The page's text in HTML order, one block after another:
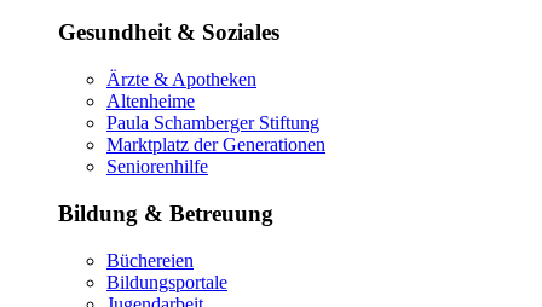
Gesundheit & Soziales
Ärzte & Apotheken
Altenheime
Paula Schamberger Stiftung
Marktplatz der Generationen
Seniorenhilfe
Bildung & Betreuung
Büchereien
Bildungsportale